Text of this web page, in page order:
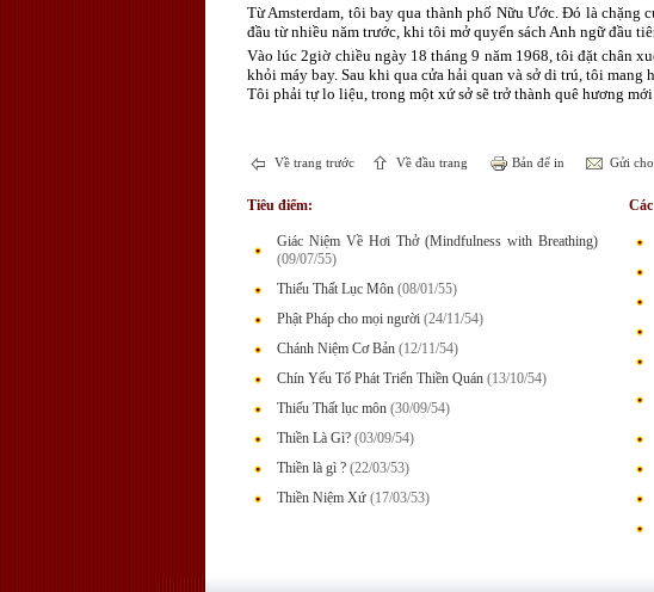
Từ Amsterdam, tôi bay qua thành phố Nữu Ước. Đó là chặng
đầu từ nhiều năm trước, khi tôi mở quyển sách Anh ngữ đầu
Vào lúc 2giờ chiều ngày 18 tháng 9 năm 1968, tôi đặt chân
khỏi máy bay. Sau khi qua cửa hải quan và sở di trú, tôi
Tôi phải tự lo liệu, trong một xứ sở sẽ trở thành quê hương
Về trang trước Về đầu trang Bản để in Gửi
Tiêu điểm:
Giác Niệm Về Hơi Thở (Mindfulness with Breathing)
(09/07/55)
Thiếu Thất Lục Môn (08/01/55)
Phật Pháp cho mọi người (24/11/54)
Chánh Niệm Cơ Bản (12/11/54)
Chín Yếu Tố Phát Triển Thiền Quán (13/10/54)
Thiếu Thất lục môn (30/09/54)
Thiền Là Gì? (03/09/54)
Thiền là gì ? (22/03/53)
Thiền Niệm Xứ (17/03/53)